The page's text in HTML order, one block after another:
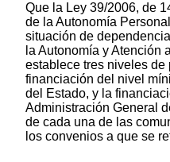
Que la Ley 39/2006, de
de la Autonomía
situación de
la Autonomía y Atención
establece tres niveles
financiación del nivel
del Estado, y la
Administración General
de cada una de las
los convenios a que se